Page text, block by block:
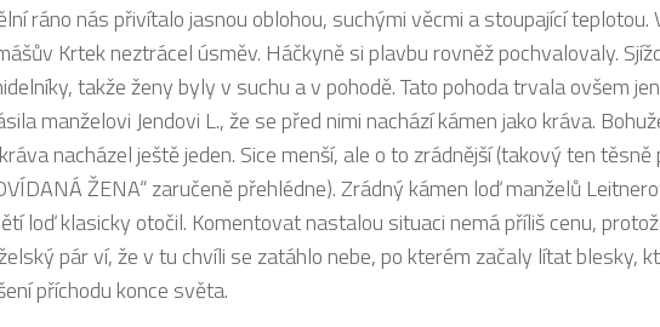
ráno nás přivítalo jasnou oblohou, suchými věcmi a stoupající teplotou.
Krtek neztrácel úsměv. Háčkyně si plavbu rovněž pochvalovaly.
takže ženy byly v suchu a v pohodě. Tato pohoda trvala ovšem
manželovi Jendovi L., že se před nimi nachází kámen jako kráva.
nacházel ještě jeden. Sice menší, ale o to zrádnější (takový ten
ŽENA“ zaručeně přehlédne). Zrádný kámen loď manželů
loď klasicky otočil. Komentovat nastalou situaci nemá příliš cenu,
pár ví, že v tu chvíli se zatáhlo nebe, po kterém začaly lítat blesky,
příchodu konce světa.